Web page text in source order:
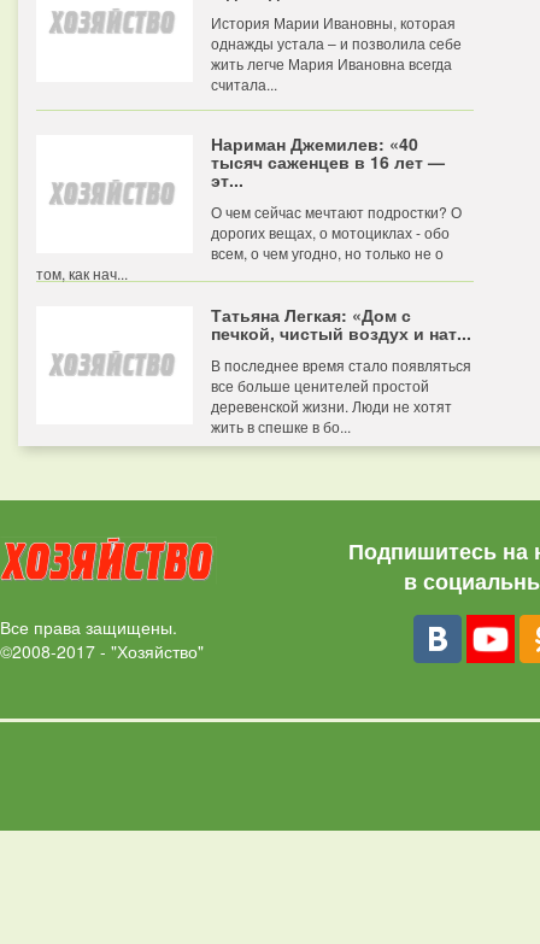
История Марии Ивановны, которая
однажды устала – и позволила себе
жить легче Мария Ивановна всегда
считала...
Нариман Джемилев: «40
тысяч саженцев в 16 лет —
эт...
О чем сейчас мечтают подростки? О
дорогих вещах, о мотоциклах - обо
всем, о чем угодно, но только не о
том, как нач...
Татьяна Легкая: «Дом с
печкой, чистый воздух и нат...
В последнее время стало появляться
все больше ценителей простой
деревенской жизни. Люди не хотят
жить в спешке в бо...
Все права защищены.
©2008-2017 - "Хозяйство"
Подпишитесь на
в